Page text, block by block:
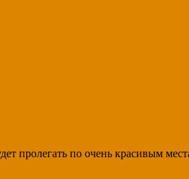
пролегать по очень красивым